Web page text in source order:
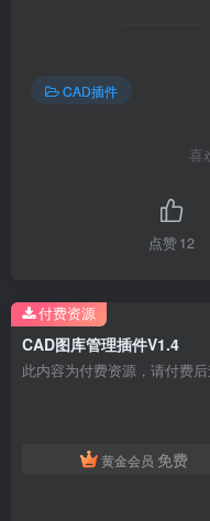
CAD插件
喜
点赞12
CAD图库管理插件V1.4
此内容为付费资源，请付费
黄金会员 免费
付费资源